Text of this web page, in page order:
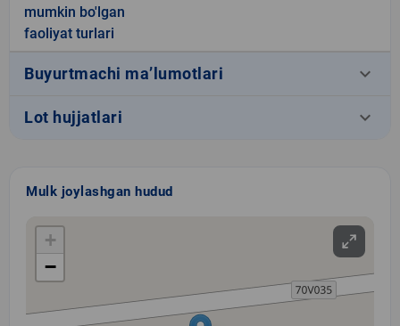
mumkin bo'lgan
faoliyat turlari
Buyurtmachi ma’lumotlari keyboard_arrow_down
Lot hujjatlari keyboard_arrow_down
Mulk joylashgan hudud
+
−